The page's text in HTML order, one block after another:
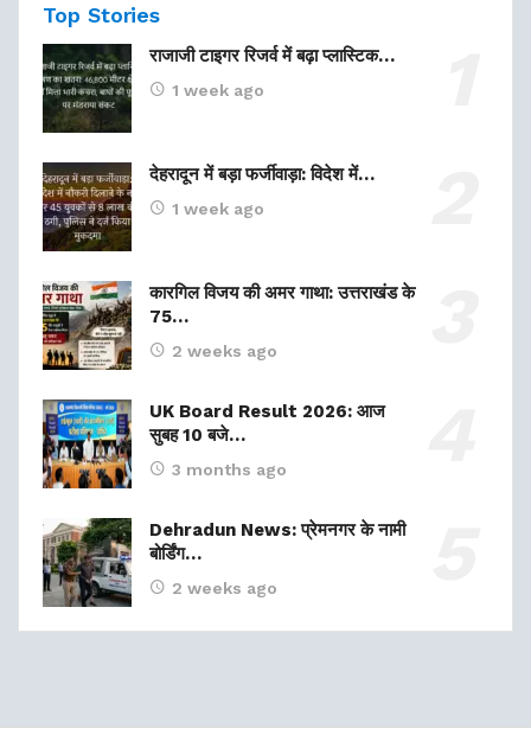
Top Stories
राजाजी टाइगर रिजर्व में बढ़ा प्लास्टिक…
1 week ago
देहरादून में बड़ा फर्जीवाड़ा: विदेश में…
1 week ago
कारगिल विजय की अमर गाथा: उत्तराखंड के
75…
2 weeks ago
UK Board Result 2026: आज
सुबह 10 बजे…
3 months ago
Dehradun News: प्रेमनगर के नामी
बोर्डिंग…
2 weeks ago